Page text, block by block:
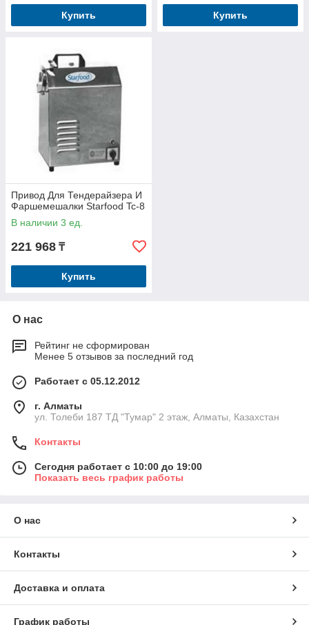
Купить Купить
Привод Для Тендерайзера И
Фаршемешалки Starfood Tc-8
В наличии 3 ед.
221 968 ₸
Купить
О нас
Рейтинг не сформирован
Менее 5 отзывов за последний год
Работает с 05.12.2012
г. Алматы
ул. Толеби 187 ТД "Тумар" 2 этаж, Алматы, Казахстан
Контакты
Сегодня работает с 10:00 до 19:00
Показать весь график работы
О нас
Контакты
Доставка и оплата
График работы